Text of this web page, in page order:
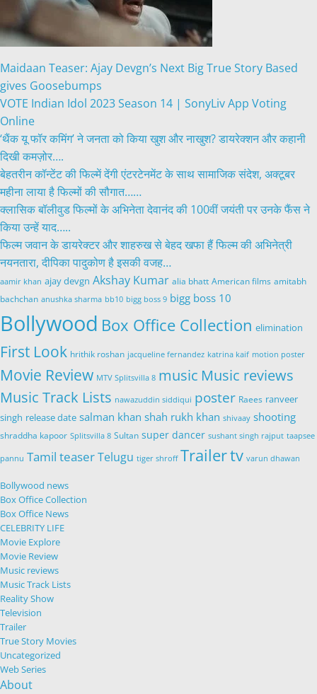
Maidaan Teaser: Ajay Devgn’s Next Big True Story Based
gives Goosebumps
VOTE Indian Idol 2023 Season 14 | SonyLiv App Voting
Online
‘थैंक यू फॉर कमिंग’ ने जनता को किया खुश और नाखुश? डायरेक्शन और कहानी
दिखी कमज़ोर….
बेहतरीन कॉन्टेंट की फिल्में देंगी एंटरटेनमेंट के साथ सामाजिक संदेश, अक्टूबर
महीना लाया है फिल्मों की सौगात……
क्लासिक बॉलीवुड फिल्मों के अभिनेता देवानंद की 100वीं जयंती पर उनके फैंस ने
किया उन्हें याद…..
फिल्म जवान के डायरेक्टर और शाहरुख से बेहद खफा हैं फिल्म की अभिनेत्री
नयनतारा, दीपिका पादुकोण है इसकी वजह…
aamir khan ajay devgn Akshay Kumar alia bhatt American films amitabh
bachchan anushka sharma bb10 bigg boss 9 bigg boss 10
Bollywood Box Office Collection elimination
First Look hrithik roshan jacqueline fernandez katrina kaif motion poster
Movie Review MTV Splitsvilla 8 music Music reviews
Music Track Lists nawazuddin siddiqui poster Raees ranveer
singh release date salman khan shah rukh khan shivaay shooting
shraddha kapoor Splitsvilla 8 Sultan super dancer sushant singh rajput taapsee
pannu Tamil teaserTelugu tiger shroff Trailertv varun dhawan
Bollywood news
Box Office Collection
Box Office News
CELEBRITY LIFE
Movie Explore
Movie Review
Music reviews
Music Track Lists
Reality Show
Television
Trailer
True Story Movies
Uncategorized
Web Series
About